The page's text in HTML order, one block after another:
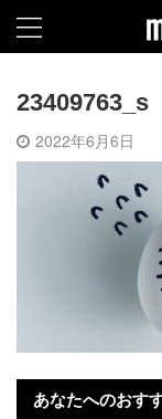
23409763_s
2022年6月6日
あなたへのおす